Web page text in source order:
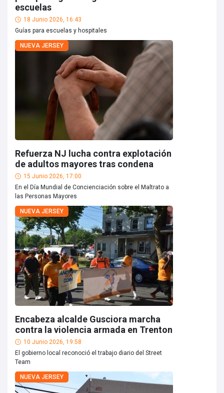
escuelas
18 Junio 2026, 16:43
Guías para escuelas y hospitales
NUEVA JERSEY
Refuerza NJ lucha contra explotación
de adultos mayores tras condena
15 Junio 2026, 17:00
En el Día Mundial de Concienciación sobre el Maltrato a
las Personas Mayores
NUEVA JERSEY
Encabeza alcalde Gusciora marcha
contra la violencia armada en Trenton
10 Junio 2026, 19:58
El gobierno local reconoció el trabajo diario del Street
Team
NUEVA JERSEY